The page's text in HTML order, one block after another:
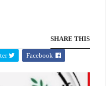
SHARE THIS
Facebook
Twitter